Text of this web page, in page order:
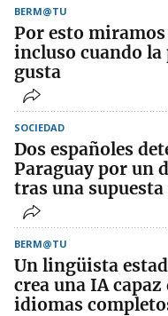
BERM@TU
Por esto
incluso cuando la
gusta
SOCIEDAD
Dos españoles
Paraguay por un
tras una
BERM@TU
Un lingüista
crea una IA
idiomas